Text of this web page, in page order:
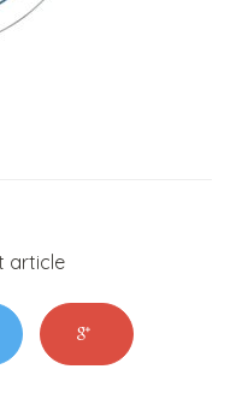
article